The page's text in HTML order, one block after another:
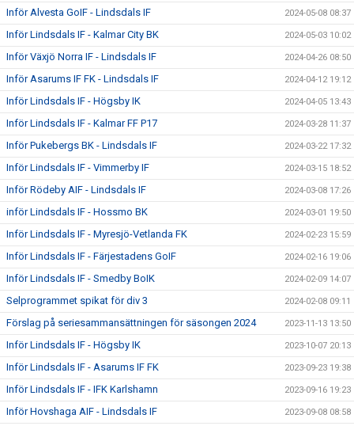
Inför Alvesta GoIF - Lindsdals IF 2024-05-08 08:37
Inför Lindsdals IF - Kalmar City BK 2024-05-03 10:02
Inför Växjö Norra IF - Lindsdals IF 2024-04-26 08:50
Inför Asarums IF FK - Lindsdals IF 2024-04-12 19:12
Inför Lindsdals IF - Högsby IK 2024-04-05 13:43
Inför Lindsdals IF - Kalmar FF P17 2024-03-28 11:37
Inför Pukebergs BK - Lindsdals IF 2024-03-22 17:32
Inför Lindsdals IF - Vimmerby IF 2024-03-15 18:52
Inför Rödeby AIF - Lindsdals IF 2024-03-08 17:26
inför Lindsdals IF - Hossmo BK 2024-03-01 19:50
Inför Lindsdals IF - Myresjö-Vetlanda FK 2024-02-23 15:59
Inför Lindsdals IF - Färjestadens GoIF 2024-02-16 19:06
Inför Lindsdals IF - Smedby BoIK 2024-02-09 14:07
Selprogrammet spikat för div 3 2024-02-08 09:11
Förslag på seriesammansättningen för säsongen 2024 2023-11-13 13:50
Inför Lindsdals IF - Högsby IK 2023-10-07 20:13
Inför Lindsdals IF - Asarums IF FK 2023-09-23 19:38
Inför Lindsdals IF - IFK Karlshamn 2023-09-16 19:23
Inför Hovshaga AIF - Lindsdals IF 2023-09-08 08:58